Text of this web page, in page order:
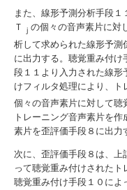
また、線形予測分析手段
Ｔ
ｊ の個々の音声素片に対
析して求められた線形予測
に出力する。聴覚重み付
段１１より入力された線形
けフィルタ処理により、ト
個々の音声素片に対して聴
トレーニング音声素片を
素片を歪評価手段８に出力
次に、歪評価手段８は、上
って聴覚重み付けされた
聴覚重み付け手段１０によ